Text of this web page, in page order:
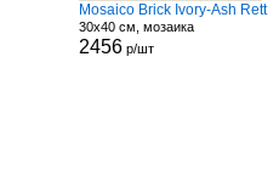
Mosaico Brick Ivory-Ash Rett
30x40 см, мозаика
2456 р/шт